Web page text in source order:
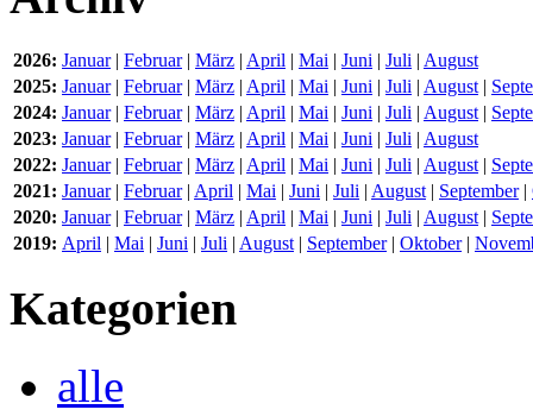
2026: Januar| Februar| März | April | Mai | Juni | Juli | August
2025: Januar| Februar| März | April | Mai | Juni | Juli | August|
2024: Januar| Februar| März | April | Mai | Juni | Juli | August|
2023: Januar| Februar| März | April | Mai | Juni | Juli | August
2022: Januar| Februar| März | April | Mai | Juni | Juli | August|
2021: Januar| Februar| April | Mai | Juni | Juli | August| September|
2020: Januar| Februar| März | April | Mai | Juni | Juli | August|
2019: April | Mai | Juni | Juli | August| September| Oktober|
Kategorien
alle